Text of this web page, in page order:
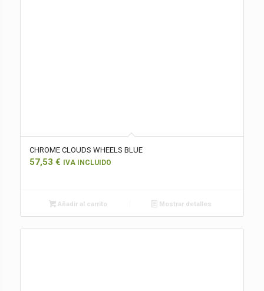
CHROME CLOUDS WHEELS BLUE
57,53 € IVA INCLUIDO
Añadir al carrito Mostrar detalles